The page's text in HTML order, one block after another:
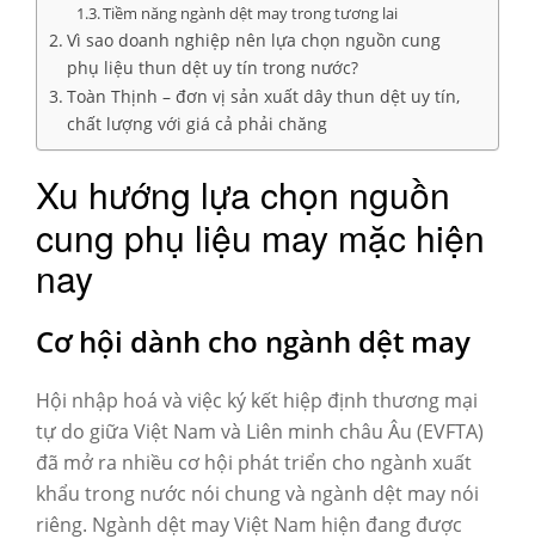
Tiềm năng ngành dệt may trong tương lai
Vì sao doanh nghiệp nên lựa chọn nguồn cung
phụ liệu thun dệt uy tín trong nước?
Toàn Thịnh – đơn vị sản xuất dây thun dệt uy tín,
chất lượng với giá cả phải chăng
Xu hướng lựa chọn nguồn
cung phụ liệu may mặc hiện
nay
Cơ hội dành cho ngành dệt may
Hội nhập hoá và việc ký kết hiệp định thương mại
tự do giữa Việt Nam và Liên minh châu Âu (EVFTA)
đã mở ra nhiều cơ hội phát triển cho ngành xuất
khẩu trong nước nói chung và ngành dệt may nói
riêng. Ngành dệt may Việt Nam hiện đang được